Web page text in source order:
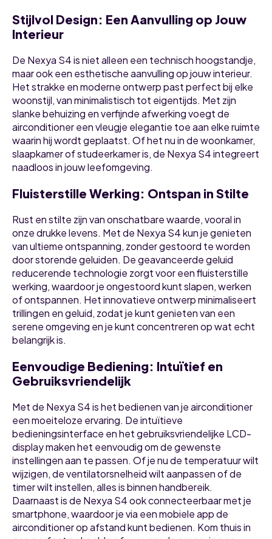
Stijlvol Design: Een Aanvulling op Jouw
Interieur
De Nexya S4 is niet alleen een technisch hoogstandje,
maar ook een esthetische aanvulling op jouw interieur.
Het strakke en moderne ontwerp past perfect bij elke
woonstijl, van minimalistisch tot eigentijds. Met zijn
slanke behuizing en verfijnde afwerking voegt de
airconditioner een vleugje elegantie toe aan elke ruimte
waarin hij wordt geplaatst. Of het nu in de woonkamer,
slaapkamer of studeerkamer is, de Nexya S4 integreert
naadloos in jouw leefomgeving.
Fluisterstille Werking: Ontspan in Stilte
Rust en stilte zijn van onschatbare waarde, vooral in
onze drukke levens. Met de Nexya S4 kun je genieten
van ultieme ontspanning, zonder gestoord te worden
door storende geluiden. De geavanceerde geluid
reducerende technologie zorgt voor een fluisterstille
werking, waardoor je ongestoord kunt slapen, werken
of ontspannen. Het innovatieve ontwerp minimaliseert
trillingen en geluid, zodat je kunt genieten van een
serene omgeving en je kunt concentreren op wat echt
belangrijk is.
Eenvoudige Bediening: Intuïtief en
Gebruiksvriendelijk
Met de Nexya S4 is het bedienen van je airconditioner
een moeiteloze ervaring. De intuïtieve
bedieningsinterface en het gebruiksvriendelijke LCD-
display maken het eenvoudig om de gewenste
instellingen aan te passen. Of je nu de temperatuur wilt
wijzigen, de ventilatorsnelheid wilt aanpassen of de
timer wilt instellen, alles is binnen handbereik.
Daarnaast is de Nexya S4 ook connecteerbaar met je
smartphone, waardoor je via een mobiele app de
airconditioner op afstand kunt bedienen. Kom thuis in